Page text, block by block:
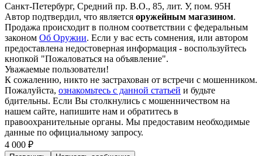
Санкт-Петербург, Средний пр. В.О., 85, лит. У, пом. 95Н
Автор подтвердил, что является оружейным магазином.
Продажа происходит в полном соответствии с федеральным
законом Об Оружии. Если у вас есть сомнения, или автором
предоставлена недостоверная информация - воспользуйтесь
кнопкой "Пожаловаться на объявление".
Уважаемые пользователи!
К сожалению, никто не застрахован от встречи с мошенником.
Пожалуйста, ознакомьтесь с данной статьей и будьте
бдительны. Если Вы столкнулись с мошенничеством на
нашем сайте, напишите нам и обратитесь в
правоохранительные органы. Мы предоставим необходимые
данные по официальному запросу.
4 000 ₽